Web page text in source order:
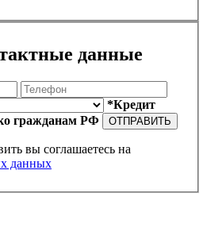
данные
*Кредит
гражданам РФ
ОТПРАВИТЬ
вы соглашаетесь на
данных